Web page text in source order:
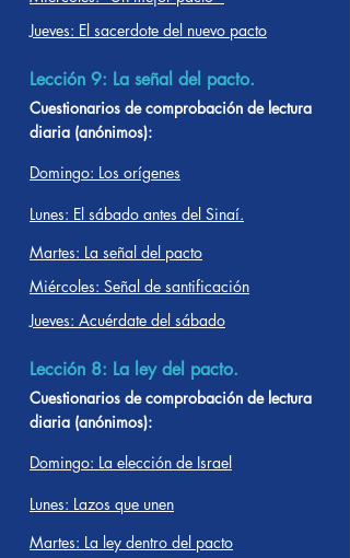
Jueves: El sacerdote del nuevo pacto
Lección 9: La señal del pacto.
Cuestionarios de comprobación de lectura
diaria (anónimos):
Domingo: Los orígenes
Lunes: El sábado antes del Sinaí.
Martes: La señal del pacto
Miércoles: Señal de santificación
Jueves: Acuérdate del sábado
Lección 8: La ley del pacto.
Cuestionarios de comprobación de lectura
diaria (anónimos):
Domingo: La elección de Israel
Lunes: Lazos que unen
Martes: La ley dentro del pacto